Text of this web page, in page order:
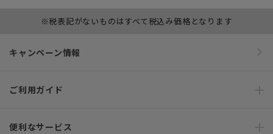
※税表記がないものはすべて税込み価格となります
キャンペーン情報
ご利用ガイド
便利なサービス